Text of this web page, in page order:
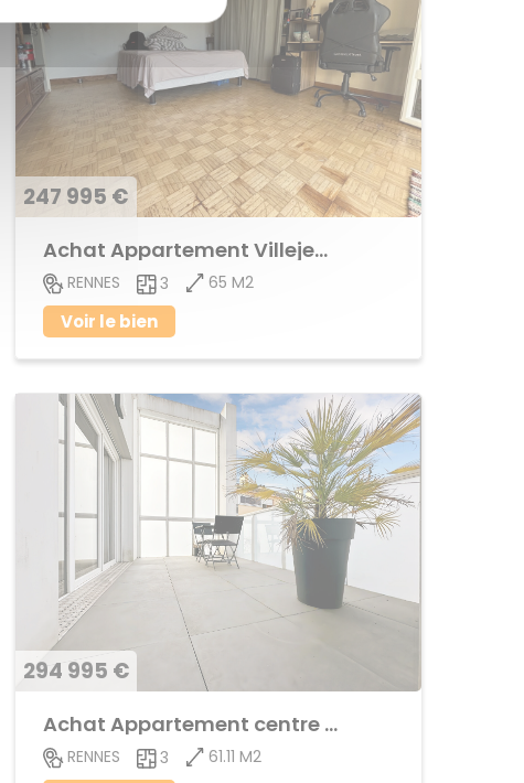
247 995 €
Achat Appartement Villejean
RENNES 3 65 M2
Voir le bien
294 995 €
Achat Appartement centre ville
RENNES 3 61.11 M2